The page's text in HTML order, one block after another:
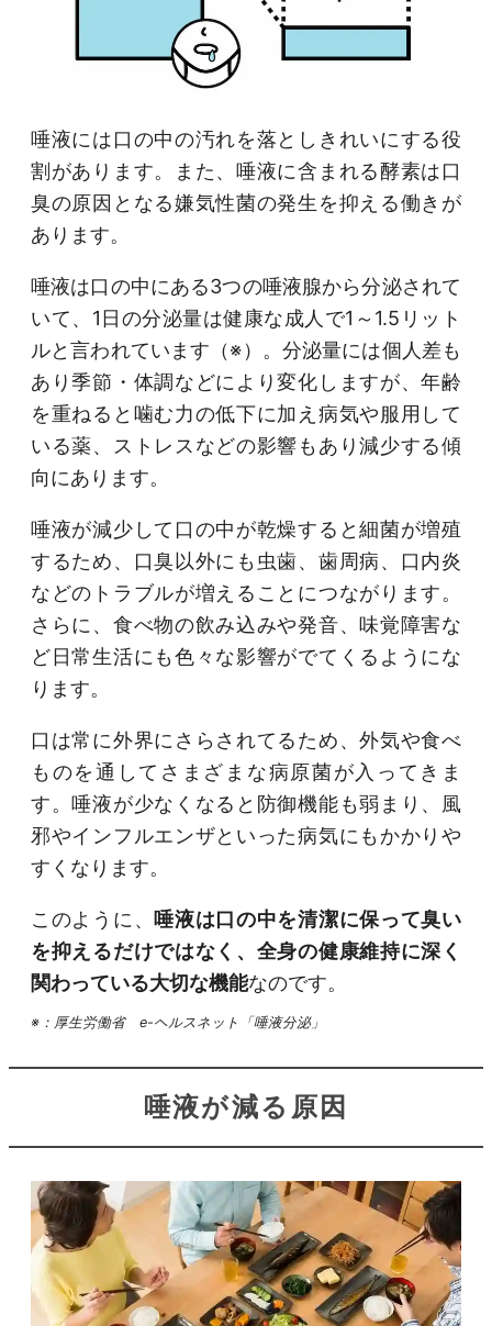
唾液には口の中の汚れを落としきれいにする役
割があります。また、唾液に含まれる酵素は口
臭の原因となる嫌気性菌の発生を抑える働きが
あります。
唾液は口の中にある3つの唾液腺から分泌されて
いて、1日の分泌量は健康な成人で1～1.5リット
ルと言われています（※）。分泌量には個人差も
あり季節・体調などにより変化しますが、年齢
を重ねると噛む力の低下に加え病気や服用して
いる薬、ストレスなどの影響もあり減少する傾
向にあります。
唾液が減少して口の中が乾燥すると細菌が増殖
するため、口臭以外にも虫歯、歯周病、口内炎
などのトラブルが増えることにつながります。
さらに、食べ物の飲み込みや発音、味覚障害な
ど日常生活にも色々な影響がでてくるようにな
ります。
口は常に外界にさらされてるため、外気や食べ
ものを通してさまざまな病原菌が入ってきま
す。唾液が少なくなると防御機能も弱まり、風
邪やインフルエンザといった病気にもかかりや
すくなります。
このように、唾液は口の中を清潔に保って臭い
を抑えるだけではなく、全身の健康維持に深く
関わっている大切な機能なのです。
※：厚生労働省 e-ヘルスネット「唾液分泌」
唾液が減る原因